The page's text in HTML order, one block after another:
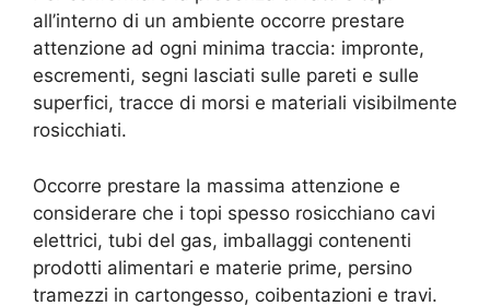
all’interno di un ambiente occorre prestare
attenzione ad ogni minima traccia: impronte,
escrementi, segni lasciati sulle pareti e sulle
superfici, tracce di morsi e materiali visibilmente
rosicchiati.
Occorre prestare la massima attenzione e
considerare che i topi spesso rosicchiano cavi
elettrici, tubi del gas, imballaggi contenenti
prodotti alimentari e materie prime, persino
tramezzi in cartongesso, coibentazioni e travi.